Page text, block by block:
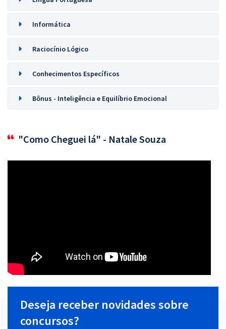
Informática
Raciocínio Lógico
Conhecimentos Específicos
Bônus - Inteligência e Equilíbrio Emocional
"Como Cheguei lá" - Natale Souza
Deseja receber novidades sobre
concursos?